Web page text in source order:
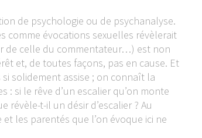
de psychologie ou de psychanalyse.
comme évocations sexuelles révèlerait
de celle du commentateur…) est non
et, de toutes façons, pas en cause. Et
solidement assise ; on connaît la
: si le rêve d’un escalier qu’on monte
révèle-t-il un désir d’escalier ? Au
les parentés que l’on évoque ici ne